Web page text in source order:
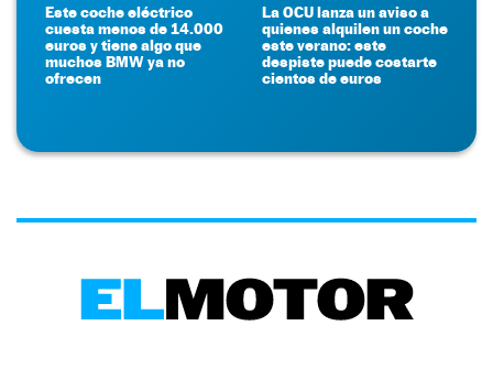
Este coche eléctrico
cuesta menos de 14.000
euros y tiene algo que
muchos BMW ya no
ofrecen
La OCU lanza un aviso a
quienes alquilen un coche
este verano: este
despiste puede costarte
cientos de euros